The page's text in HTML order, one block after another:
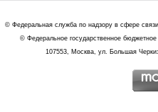
© Федеральная служба по надзору в сфере
© Федеральное государственное
107553, Москва, ул. Большая